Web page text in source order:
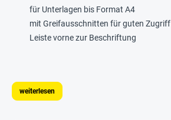
für Unterlagen bis Format A4
mit Greifausschnitten für guten Zugriff
Leiste vorne zur Beschriftung
weiterlesen